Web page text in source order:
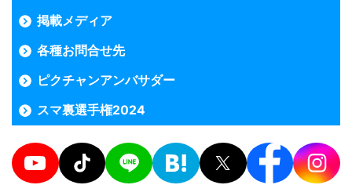
掲載メディア
各種お問合せ先
ピクチャンアンバサダー
スマ裏選手権2024